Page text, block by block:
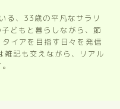
る、33歳の平凡なサラリ
どもと暮らしながら、節
イアを目指す日々を発信
雑記も交えながら、リアル